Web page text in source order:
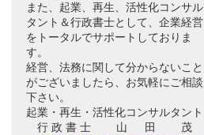
また、起業、再生、活性化コンサル
タント＆行政書士として、企業経営
をトータルでサポートしておりま
す。
経営、法務に関して分からないこと
がございましたら、お気軽にご相談
下さい。
起業・再生・活性化コンサルタント
行 政 書 士 山 田 茂